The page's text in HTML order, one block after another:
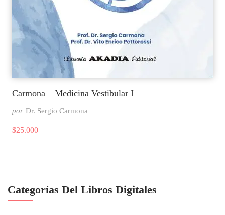
Categorías Del Libros Digitales
Carmona – Medicina Vestibular I
por Dr. Sergio Carmona
$25.000